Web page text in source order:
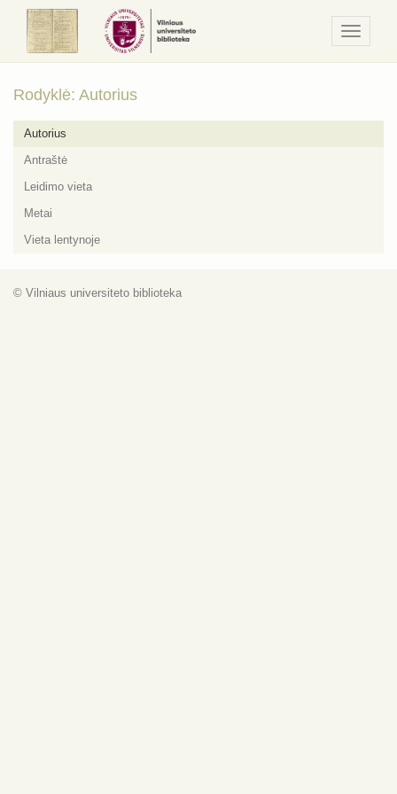
/
Meniu
Rodyklė: Autorius
Autorius
Antraštė
Leidimo vieta
Metai
Vieta lentynoje
© Vilniaus universiteto biblioteka